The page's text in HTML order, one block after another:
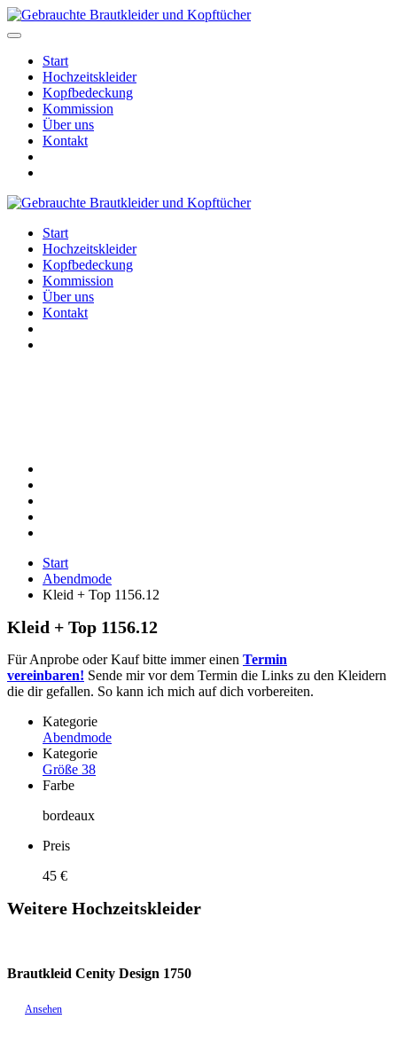
Start
Hochzeitskleider
Kopfbedeckung
Kommission
Über uns
Kontakt
Start
Hochzeitskleider
Kopfbedeckung
Kommission
Über uns
Kontakt
Start
Abendmode
Kleid + Top 1156.12
Kleid + Top 1156.12
Für Anprobe oder Kauf bitte immer einen Termin
vereinbaren! Sende mir vor dem Termin die Links zu den Kleidern
die dir gefallen. So kann ich mich auf dich vorbereiten.
Kategorie
Abendmode
Kategorie
Größe 38
Farbe
bordeaux
Preis
45 €
Weitere Hochzeitskleider
Brautkleid Cenity Design 1750
Ansehen